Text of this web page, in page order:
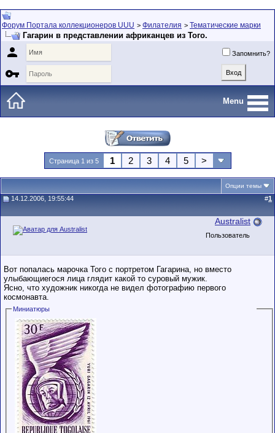
Форум Портала коллекционеров UUU > Филателия > Тематические марки
Гагарин в представлении африканцев из Того.
 Запомнить?

Menu
Страница 1 из 5 1 2 3 4 5 >
Опции темы
14.12.2006, 19:55:44 #1
Australist
Пользователь
Вот попалась марочка Того с портретом Гагарина, но вместо
улыбающиегося лица глядит какой то суровый мужик.
Ясно, что художник никогда не видел фотографию первого
космонавта.
Миниатюры